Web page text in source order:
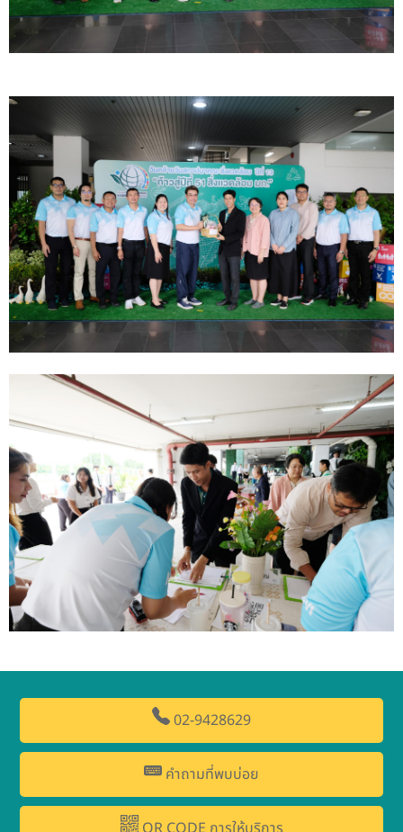
02-9428629
คำถามที่พบบ่อย